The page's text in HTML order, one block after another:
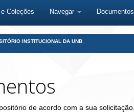
Coleções Navegar Documentos
INSTITUCIONAL DA UNB
de acordo com a sua solicitação.